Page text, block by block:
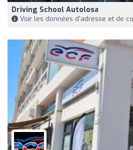
Driving School Autolosa
Voir les données d'adresse et de